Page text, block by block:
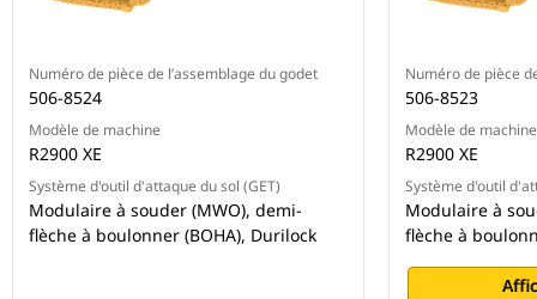
Numéro de pièce de l’assemblage du godet
506-8524
Modèle de machine
R2900 XE
Système d'outil d'attaque du sol (GET)
Modulaire à souder (MWO), demi-
flèche à boulonner (BOHA), Durilock
Numéro de pièce
506-8523
Modèle de machine
R2900 XE
Système d'outil
Modulaire à
flèche à